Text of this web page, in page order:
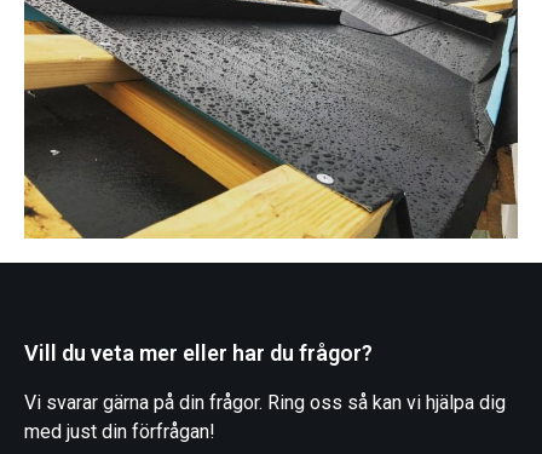
Vill du veta mer eller har du frågor?
Vi svarar gärna på din frågor. Ring oss så kan vi hjälpa dig
med just din förfrågan!